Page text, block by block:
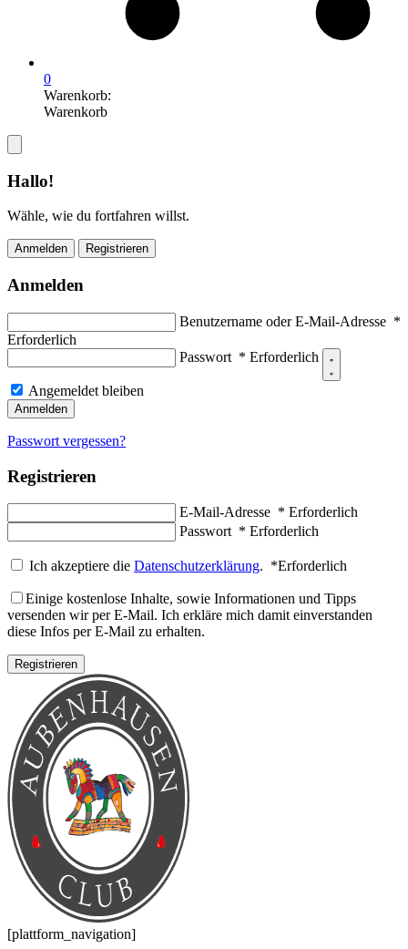
0
Warenkorb:
Warenkorb
Hallo!
Wähle, wie du fortfahren willst.
Anmelden Registrieren
Anmelden
Benutzername oder E-Mail-Adresse *
Erforderlich
Passwort * Erforderlich
Angemeldet bleiben
Anmelden
Passwort vergessen?
Registrieren
E-Mail-Adresse * Erforderlich
Passwort * Erforderlich
Ich akzeptiere die Datenschutzerklärung. *Erforderlich
Einige kostenlose Inhalte, sowie Informationen und Tipps
versenden wir per E-Mail. Ich erkläre mich damit einverstanden
diese Infos per E-Mail zu erhalten.
Registrieren
[plattform_navigation]